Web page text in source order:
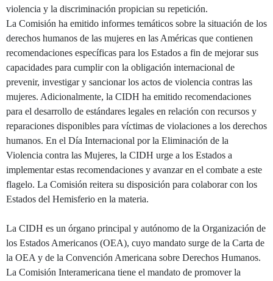
violencia y la discriminación propician su repetición.
La Comisión ha emitido informes temáticos sobre la situación de los
derechos humanos de las mujeres en las Américas que contienen
recomendaciones específicas para los Estados a fin de mejorar sus
capacidades para cumplir con la obligación internacional de
prevenir, investigar y sancionar los actos de violencia contras las
mujeres. Adicionalmente, la CIDH ha emitido recomendaciones
para el desarrollo de estándares legales en relación con recursos y
reparaciones disponibles para víctimas de violaciones a los derechos
humanos. En el Día Internacional por la Eliminación de la
Violencia contra las Mujeres, la CIDH urge a los Estados a
implementar estas recomendaciones y avanzar en el combate a este
flagelo. La Comisión reitera su disposición para colaborar con los
Estados del Hemisferio en la materia.
La CIDH es un órgano principal y autónomo de la Organización de
los Estados Americanos (OEA), cuyo mandato surge de la Carta de
la OEA y de la Convención Americana sobre Derechos Humanos.
La Comisión Interamericana tiene el mandato de promover la